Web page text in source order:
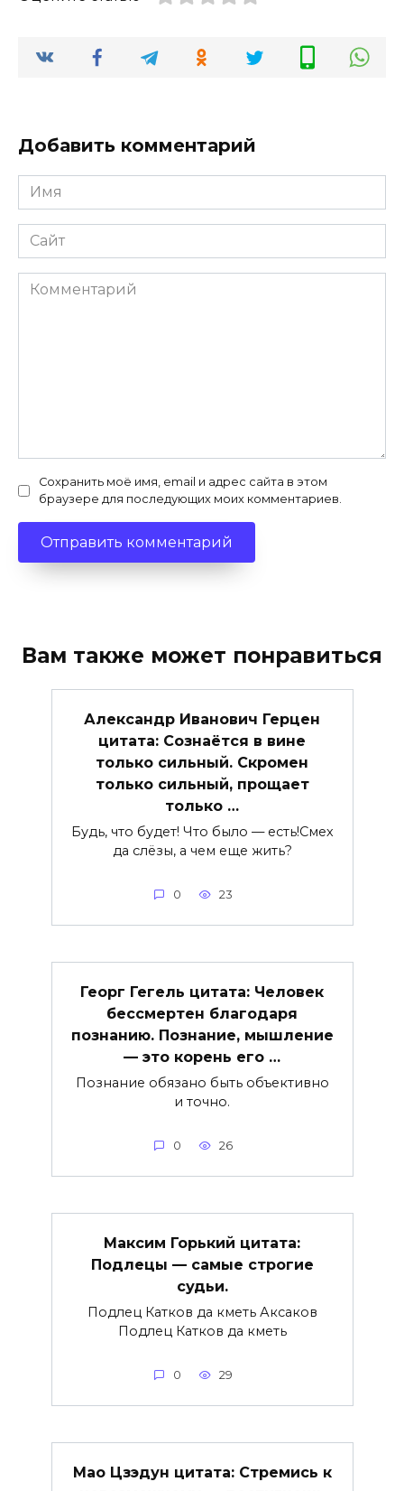
Добавить комментарий
Имя
*
Сайт
Комментарий
Сохранить моё имя, email и адрес сайта в этом
браузере для последующих моих комментариев.
Вам также может понравиться
Александр Иванович Герцен
цитата: Сознаётся в вине
только сильный. Скромен
только сильный, прощает
только …
Будь, что будет! Что было — есть!Смех
да слёзы, а чем еще жить?
0 23
Георг Гегель цитата: Человек
бессмертен благодаря
познанию. Познание, мышление
— это корень его …
Познание обязано быть объективно
и точно.
0 26
Максим Горький цитата:
Подлецы — самые строгие
судьи.
Подлец Катков да кметь Аксаков
Подлец Катков да кметь
0 29
Мао Цзэдун цитата: Стремись к